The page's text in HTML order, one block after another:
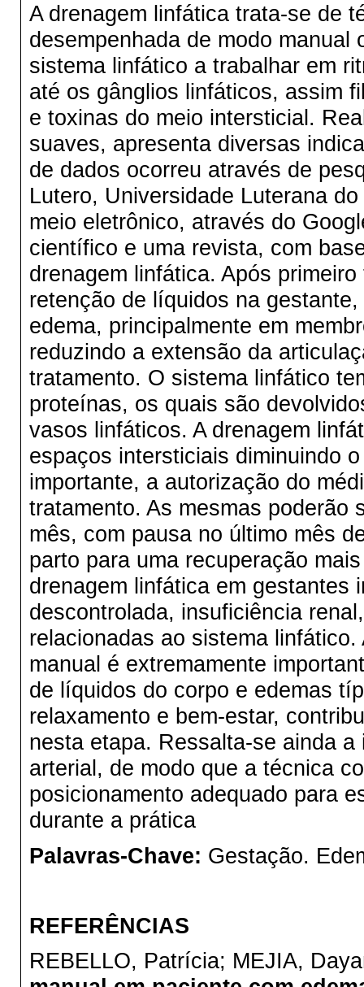
A drenagem linfática trata-se de
desempenhada de modo
sistema linfático a trabalhar em
até os gânglios linfáticos, assim
e toxinas do meio intersticial.
suaves, apresenta diversas
de dados ocorreu através de
Lutero, Universidade Luterana
meio eletrônico, através do
científico e uma revista, com
drenagem linfática. Após
retenção de líquidos na
edema, principalmente em
reduzindo a extensão da
tratamento. O sistema linfático
proteínas, os quais são
vasos linfáticos. A drenagem
espaços intersticiais diminuindo
importante, a autorização do
tratamento. As mesmas poderão
mês, com pausa no último mês
parto para uma recuperação
drenagem linfática em gestantes
descontrolada, insuficiência
relacionadas ao sistema
manual é extremamente
de líquidos do corpo e edemas
relaxamento e bem-estar,
nesta etapa. Ressalta-se ainda
arterial, de modo que a técnica
posicionamento adequado para
durante a prática
Palavras-Chave: Gestação.
REFERÊNCIAS
REBELLO, Patrícia; MEJIA,